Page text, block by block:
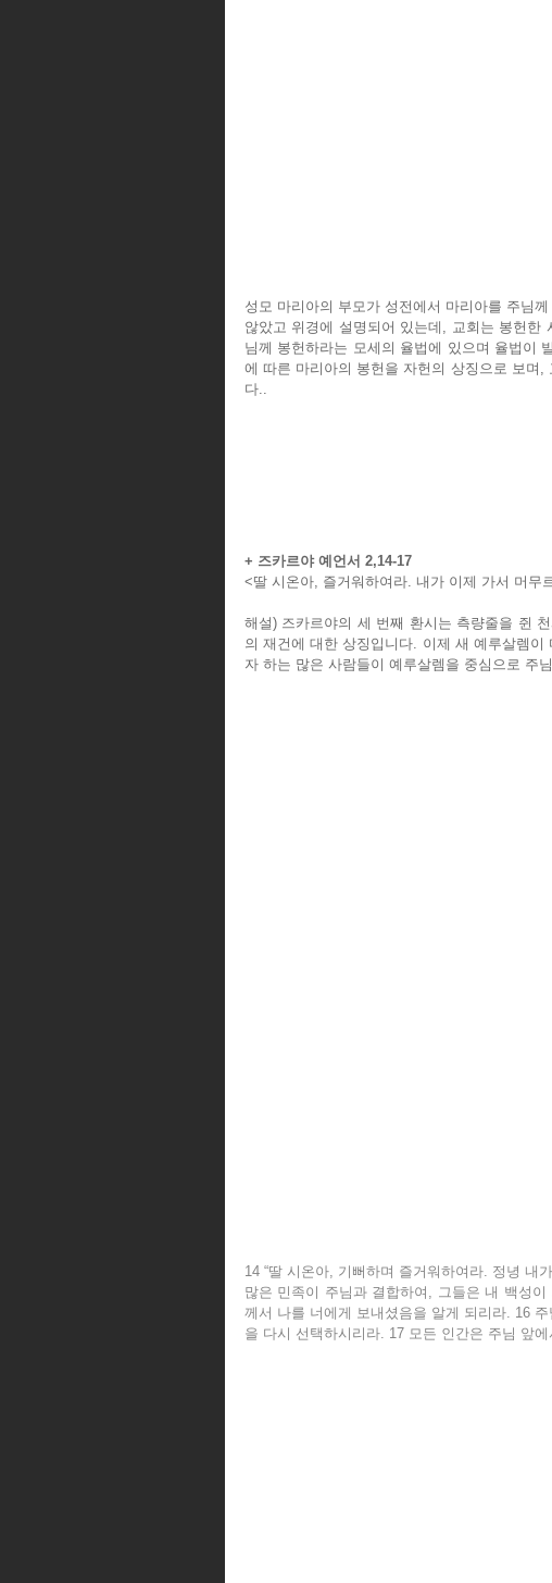
성모 마리아의 부모가 성전에서 마리아를 주님
않았고 위경에 설명되어 있는데, 교회는 봉헌한
님께 봉헌하라는 모세의 율법에 있으며 율법이
에 따른 마리아의 봉헌을 자헌의 상징으로 보며
다..
+ 즈카르야 예언서 2,14-17
<딸 시온아, 즐거워하여라. 내가 이제 가서 머무
해설) 즈카르야의 세 번째 환시는 측량줄을 쥔
의 재건에 대한 상징입니다. 이제 새 예루살렘
자 하는 많은 사람들이 예루살렘을 중심으로 주
14 “딸 시온아, 기뻐하며 즐거워하여라. 정녕 내
많은 민족이 주님과 결합하여, 그들은 내 백성
께서 나를 너에게 보내셨음을 알게 되리라. 16
을 다시 선택하시리라. 17 모든 인간은 주님 앞